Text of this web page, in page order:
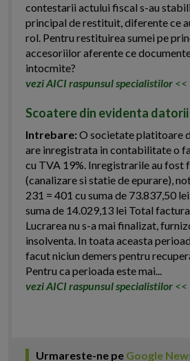
contestarii actului fiscal s-au
principal de restituit, diferente ce
rol. Pentru restituirea sumei pe
accesoriilor aferente ce
intocmite?
vezi AICI raspunsul specialistilor <<
Scoatere din evidenta
Intrebare:O societate platitoare
are inregistrata in contabilitate o
cu TVA 19%. Inregistrarile au fost
(canalizare si statie de epurare),
231 = 401 cu suma de 73.837,50
suma de 14.029,13 lei Total
Lucrarea nu s-a mai finalizat,
insolventa. In toata aceasta
facut niciun demers pentru
Pentru ca perioada este mai...
vezi AICI raspunsul specialistilor <<
Urmareste-ne pe Google